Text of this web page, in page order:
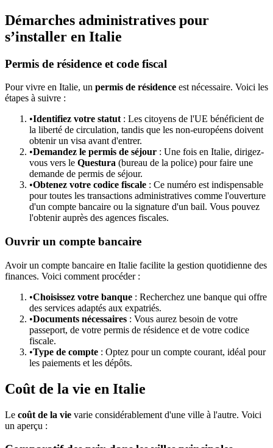
Démarches administratives pour
s’installer en Italie
Permis de résidence et code fiscal
Pour vivre en Italie, un permis de résidence est nécessaire. Voici les
étapes à suivre :
•Identifiez votre statut: Les citoyens de l'UE bénéficient de
la liberté de circulation, tandis que les non-européens doivent
obtenir un visa avant d'entrer.
•Demandez le permis de séjour : Une fois en Italie, dirigez-
vous vers le Questura (bureau de la police) pour faire une
demande de permis de séjour.
•Obtenez votre codice fiscale : Ce numéro est indispensable
pour toutes les transactions administratives comme l'ouverture
d'un compte bancaire ou la signature d'un bail. Vous pouvez
l'obtenir auprès des agences fiscales.
Ouvrir un compte bancaire
Avoir un compte bancaire en Italie facilite la gestion quotidienne des
finances. Voici comment procéder :
•Choisissez votre banque : Recherchez une banque qui offre
des services adaptés aux expatriés.
•Documents nécessaires : Vous aurez besoin de votre
passeport, de votre permis de résidence et de votre codice
fiscale.
•Type de compte : Optez pour un compte courant, idéal pour
les paiements et les dépôts.
Coût de la vie en Italie
Le coût de la vie varie considérablement d'une ville à l'autre. Voici
un aperçu :